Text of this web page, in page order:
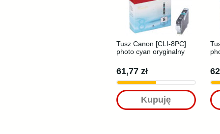
Tusz Canon [CLI-8PC]
photo cyan oryginalny
61,77 zł
Kupuję